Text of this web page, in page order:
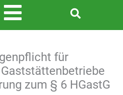
Main
Menu
für
zum § 6 HGastG